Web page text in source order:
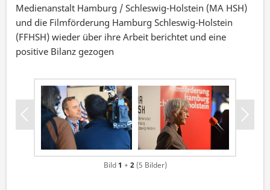
Medienanstalt Hamburg / Schleswig-Holstein (MA HSH)
und die Filmförderung Hamburg Schleswig-Holstein
(FFHSH) wieder über ihre Arbeit berichtet und eine
positive Bilanz gezogen
Bild 1 + 2(5 Bilder)